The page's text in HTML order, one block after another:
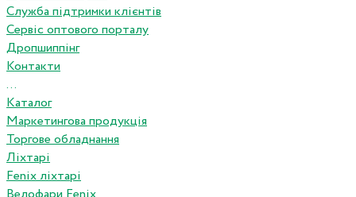
Служба підтримки клієнтів
Сервіс оптового порталу
Дропшиппінг
Контакти
...
Каталог
Маркетингова продукція
Торгове обладнання
Ліхтарі
Fenix ліхтарі